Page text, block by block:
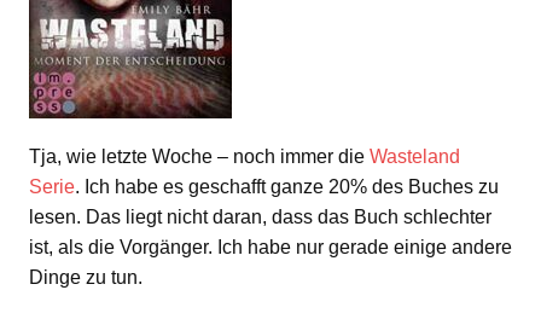
Tja, wie letzte Woche – noch immer die Wasteland
Serie. Ich habe es geschafft ganze 20% des Buches zu
lesen. Das liegt nicht daran, dass das Buch schlechter
ist, als die Vorgänger. Ich habe nur gerade einige andere
Dinge zu tun.